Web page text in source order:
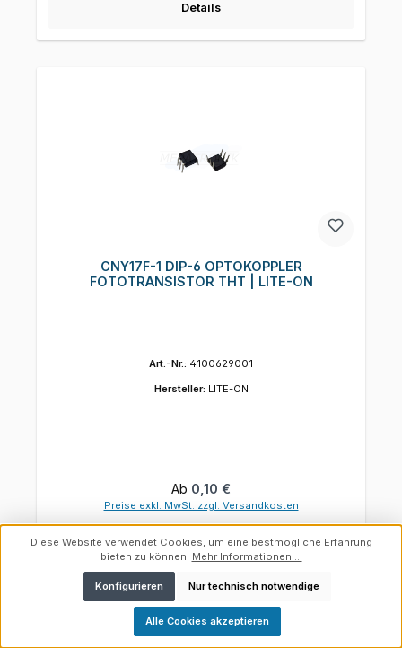
Details
CNY17F-1 DIP-6 OPTOKOPPLER
FOTOTRANSISTOR THT | LITE-ON
Art.-Nr.: 4100629001
Hersteller: LITE-ON
Regulärer Preis:
Ab 0,10 €
Preise exkl. MwSt. zzgl. Versandkosten
Details
Werkzeugleiste anzeigen
Diese Website verwendet Cookies, um eine bestmögliche Erfahrung
bieten zu können. Mehr Informationen ...
Nur technisch notwendige
Konfigurieren
Alle Cookies akzeptieren